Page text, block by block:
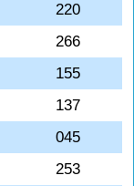
220
266
155
137
045
253